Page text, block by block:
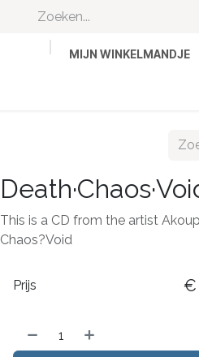
MIJN WINKELMANDJE
This is a CD from the artist
Chaos?Void
Prijs €